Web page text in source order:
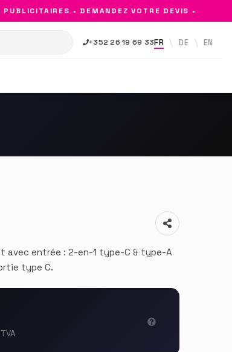
• DEMANDEZ VOTRE DEVIS •
+352 26 19 69 33FR DE EN
avec entrée : 2-en-1 type-C & type-A
type C.